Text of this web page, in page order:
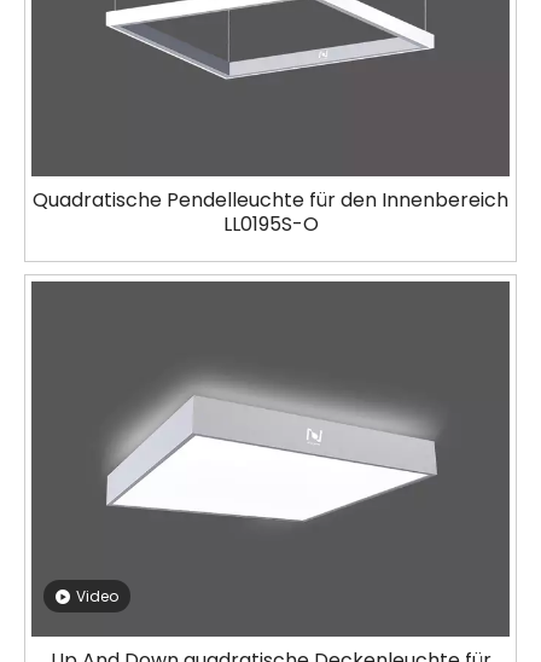
Quadratische Pendelleuchte für den Innenbereich
LL0195S-O
Video